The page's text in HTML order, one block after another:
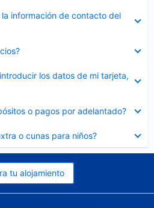
información de contacto del
los datos de mi tarjeta,
o pagos por adelantado?
o cunas para niños?
tu alojamiento